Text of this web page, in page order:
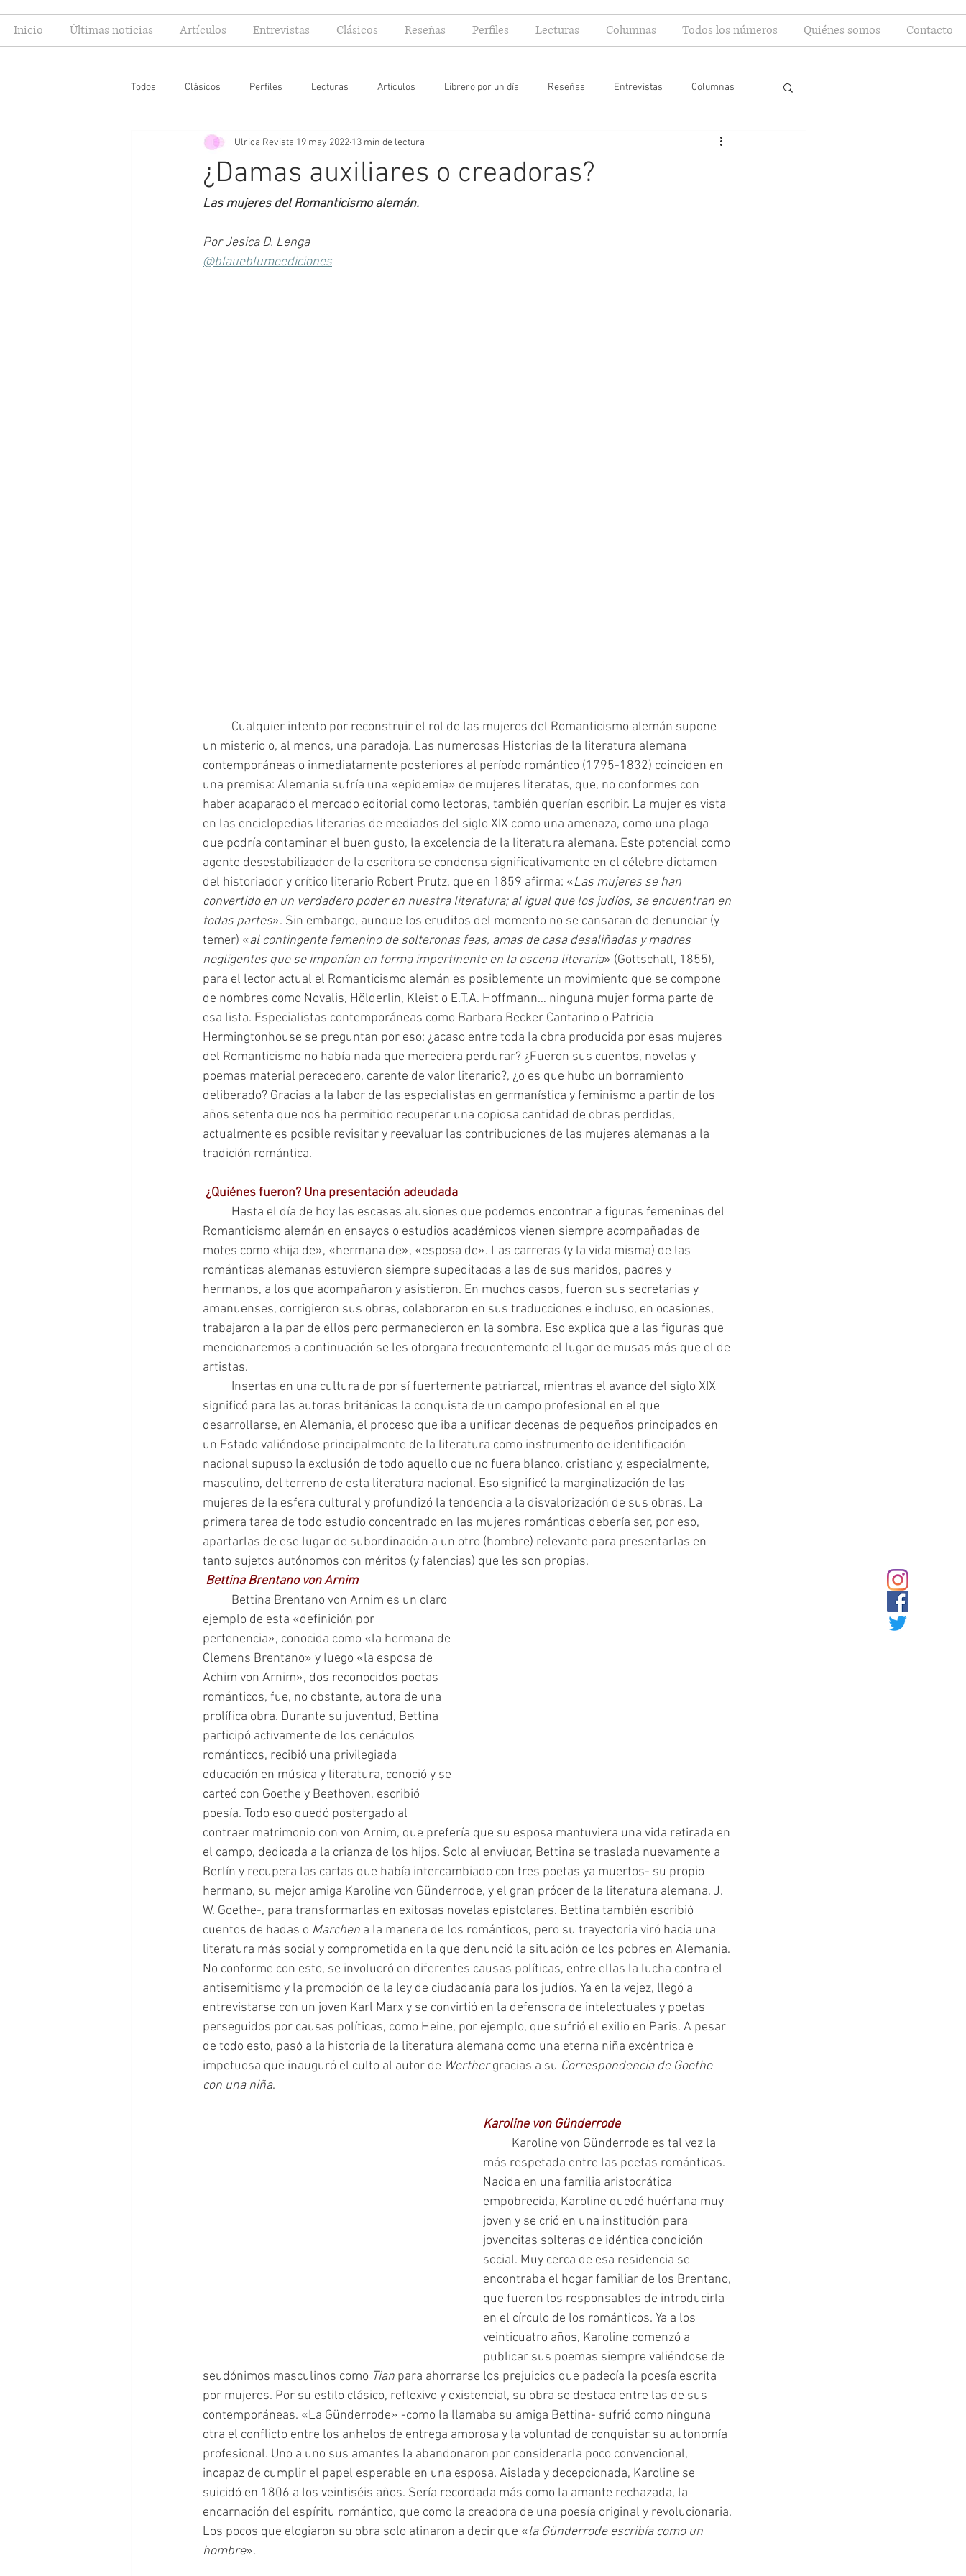
Inicio Últimas noticias Artículos Entrevistas Clásicos Reseñas Perfiles Lecturas Columnas Todos los números Quiénes somos Contacto
Todos Clásicos Perfiles Lecturas Artículos Librero por un día Reseñas Entrevistas Columnas
Editoriales Especial FIL Mi yo lector
¿Damas auxiliares o creadoras?
Ulrica Revista 19 may 2022 13 min de lectura
Las mujeres del Romanticismo alemán.
Por Jesica D. Lenga
@blaueblumeediciones
un misterio o, al menos, una paradoja. Las numerosas Historias de la literatura alemana
contemporáneas o inmediatamente posteriores al período romántico (1795-1832) coinciden en
una premisa: Alemania sufría una «epidemia» de mujeres literatas, que, no conformes con
haber acaparado el mercado editorial como lectoras, también querían escribir. La mujer es vista
en las enciclopedias literarias de mediados del siglo XIX como una amenaza, como una plaga
que podría contaminar el buen gusto, la excelencia de la literatura alemana. Este potencial como
agente desestabilizador de la escritora se condensa significativamente en el célebre dictamen
del historiador y crítico literario Robert Prutz, que en 1859 afirma: «Las mujeres se han
convertido en un verdadero poder en nuestra literatura; al igual que los judíos, se encuentran en
todas partes». Sin embargo, aunque los eruditos del momento no se cansaran de denunciar (y
temer) «al contingente femenino de solteronas feas, amas de casa desaliñadas y madres
negligentes que se imponían en forma impertinente en la escena literaria» (Gottschall, 1855),
para el lector actual el Romanticismo alemán es posiblemente un movimiento que se compone
de nombres como Novalis, Hölderlin, Kleist o E.T.A. Hoffmann… ninguna mujer forma parte de
esa lista. Especialistas contemporáneas como Barbara Becker Cantarino o Patricia
Hermingtonhouse se preguntan por eso: ¿acaso entre toda la obra producida por esas mujeres
del Romanticismo no había nada que mereciera perdurar? ¿Fueron sus cuentos, novelas y
poemas material perecedero, carente de valor literario?, ¿o es que hubo un borramiento
deliberado? Gracias a la labor de las especialistas en germanística y feminismo a partir de los
años setenta que nos ha permitido recuperar una copiosa cantidad de obras perdidas,
actualmente es posible revisitar y reevaluar las contribuciones de las mujeres alemanas a la
tradición romántica.
¿Quiénes fueron? Una presentación adeudada
Romanticismo alemán en ensayos o estudios académicos vienen siempre acompañadas de
motes como «hija de», «hermana de», «esposa de». Las carreras (y la vida misma) de las
románticas alemanas estuvieron siempre supeditadas a las de sus maridos, padres y
hermanos, a los que acompañaron y asistieron. En muchos casos, fueron sus secretarias y
amanuenses, corrigieron sus obras, colaboraron en sus traducciones e incluso, en ocasiones,
trabajaron a la par de ellos pero permanecieron en la sombra. Eso explica que a las figuras que
mencionaremos a continuación se les otorgara frecuentemente el lugar de musas más que el de
artistas.
significó para las autoras británicas la conquista de un campo profesional en el que
desarrollarse, en Alemania, el proceso que iba a unificar decenas de pequeños principados en
un Estado valiéndose principalmente de la literatura como instrumento de identificación
nacional supuso la exclusión de todo aquello que no fuera blanco, cristiano y, especialmente,
masculino, del terreno de esta literatura nacional. Eso significó la marginalización de las
mujeres de la esfera cultural y profundizó la tendencia a la disvalorización de sus obras. La
primera tarea de todo estudio concentrado en las mujeres románticas debería ser, por eso,
apartarlas de ese lugar de subordinación a un otro (hombre) relevante para presentarlas en
tanto sujetos autónomos con méritos (y falencias) que les son propias.
Bettina Brentano von Arnim
ejemplo de esta «definición por
pertenencia», conocida como «la hermana de
Clemens Brentano» y luego «la esposa de
Achim von Arnim», dos reconocidos poetas
románticos, fue, no obstante, autora de una
prolífica obra. Durante su juventud, Bettina
participó activamente de los cenáculos
románticos, recibió una privilegiada
educación en música y literatura, conoció y se
carteó con Goethe y Beethoven, escribió
poesía. Todo eso quedó postergado al
contraer matrimonio con von Arnim, que prefería que su esposa mantuviera una vida retirada en
el campo, dedicada a la crianza de los hijos. Solo al enviudar, Bettina se traslada nuevamente a
Berlín y recupera las cartas que había intercambiado con tres poetas ya muertos- su propio
hermano, su mejor amiga Karoline von Günderrode, y el gran prócer de la literatura alemana, J.
W. Goethe-, para transformarlas en exitosas novelas epistolares. Bettina también escribió
cuentos de hadas o Marchen a la manera de los románticos, pero su trayectoria viró hacia una
literatura más social y comprometida en la que denunció la situación de los pobres en Alemania.
No conforme con esto, se involucró en diferentes causas políticas, entre ellas la lucha contra el
antisemitismo y la promoción de la ley de ciudadanía para los judíos. Ya en la vejez, llegó a
entrevistarse con un joven Karl Marx y se convirtió en la defensora de intelectuales y poetas
perseguidos por causas políticas, como Heine, por ejemplo, que sufrió el exilio en Paris. A pesar
de todo esto, pasó a la historia de la literatura alemana como una eterna niña excéntrica e
impetuosa que inauguró el culto al autor de Werther gracias a su Correspondencia de Goethe
con una niña.
Karoline von Günderrode
más respetada entre las poetas románticas.
Nacida en una familia aristocrática
empobrecida, Karoline quedó huérfana muy
joven y se crió en una institución para
jovencitas solteras de idéntica condición
social. Muy cerca de esa residencia se
encontraba el hogar familiar de los Brentano,
que fueron los responsables de introducirla
en el círculo de los románticos. Ya a los
veinticuatro años, Karoline comenzó a
publicar sus poemas siempre valiéndose de
seudónimos masculinos como Tian para ahorrarse los prejuicios que padecía la poesía escrita
por mujeres. Por su estilo clásico, reflexivo y existencial, su obra se destaca entre las de sus
contemporáneas. «La Günderrode» -como la llamaba su amiga Bettina- sufrió como ninguna
otra el conflicto entre los anhelos de entrega amorosa y la voluntad de conquistar su autonomía
profesional. Uno a uno sus amantes la abandonaron por considerarla poco convencional,
incapaz de cumplir el papel esperable en una esposa. Aislada y decepcionada, Karoline se
suicidó en 1806 a los veintiséis años. Sería recordada más como la amante rechazada, la
encarnación del espíritu romántico, que como la creadora de una poesía original y revolucionaria.
Los pocos que elogiaron su obra solo atinaron a decir que «la Günderrode escribía como un
hombre».